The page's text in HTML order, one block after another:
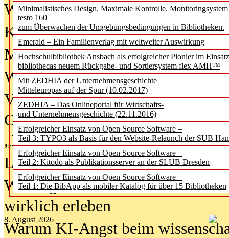
Minimalistisches Design. Maximale Kontrolle. Monitoringsystem
testo 160
zum Überwachen der Umgebungsbedingungen in Bibliotheken.
Emerald – Ein Familienverlag mit weltweiter Auswirkung
Hochschulbibliothek Ansbach als erfolgreicher Pionier im
bibliothecas neuem Rückgabe- und Sortiersystem flex AMH™
Mit ZEDHIA der Unternehmensgeschichte
Mitteleuropas auf der Spur (10.02.2017)
ZEDHIA – Das Onlineportal für Wirtschafts-
und Unternehmensgeschichte (22.11.2016)
Erfolgreicher Einsatz von Open Source Software –
Teil 3: TYPO3 als Basis für den Website-Relaunch der SUB
Erfolgreicher Einsatz von Open Source Software –
Teil 2: Kitodo als Publikationsserver an der SLUB Dresden
Erfolgreicher Einsatz von Open Source Software –
Teil 1: Die BibApp als mobiler Katalog für über 15 Bibliotheken
8. August 2026
Was Hochschul­bibliotheken von
Kinder in der digitalen Welt
Metadaten als Infrastruktur
Wenn Bots katalogisieren
Von Abschlusskleidern bis
Geisterjagd-Ausrüstung in der
„Library of Things“ unterwegs
Lesen als Infrastrukturaufgabe
Wie Jugendliche Social Media
wirklich erleben
Warum KI-Angst beim